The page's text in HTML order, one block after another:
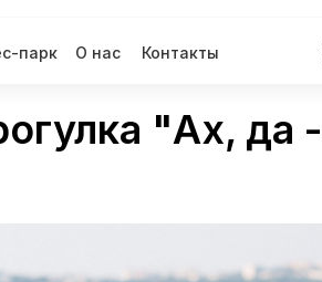
парк О нас Контакты
"Ах, да